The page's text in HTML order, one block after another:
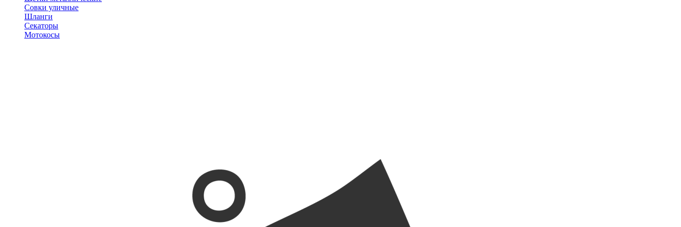
Совки уличные
Шланги
Секаторы
Мотокосы